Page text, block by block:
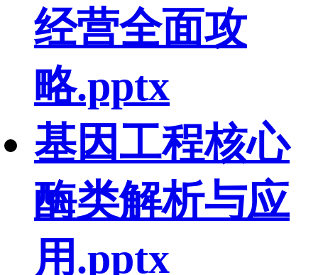
经营全面攻
略.pptx
基因工程核心
酶类解析与应
用.pptx